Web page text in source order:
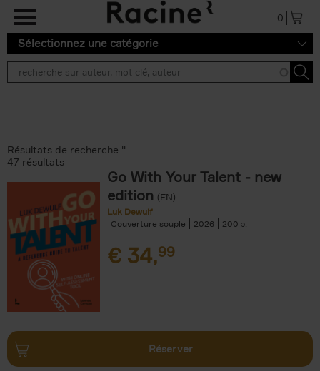
Aller au contenu principal
0
Sélectionnez une catégorie
Résultats de recherche ''
47 résultats
Go With Your Talent - new
edition (EN)
Luk Dewulf
Couverture souple
2026 200
€ 34,99
Réserver